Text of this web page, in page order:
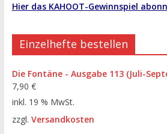
Hier das KAHOOT-Gewinnspiel
Einzelhefte bestellen
Die Fontäne - Ausgabe 113 (Juli-
7,90 €
inkl. 19 % MwSt.
zzgl. Versandkosten